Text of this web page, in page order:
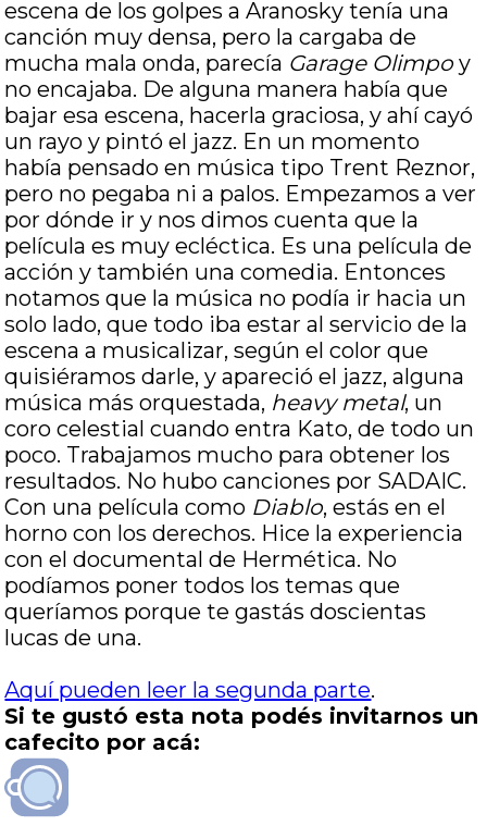
escena de los golpes a Aranosky tenía una
canción muy densa, pero la cargaba de
mucha mala onda, parecía Garage Olimpoy
no encajaba. De alguna manera había que
bajar esa escena, hacerla graciosa, y ahí cayó
un rayo y pintó el jazz. En un momento
había pensado en música tipo Trent Reznor,
pero no pegaba ni a palos. Empezamos a ver
por dónde ir y nos dimos cuenta que la
película es muy ecléctica. Es una película de
acción y también una comedia. Entonces
notamos que la música no podía ir hacia un
solo lado, que todo iba estar al servicio de la
escena a musicalizar, según el color que
quisiéramos darle, y apareció el jazz, alguna
música más orquestada, heavy metal, un
coro celestial cuando entra Kato, de todo un
poco. Trabajamos mucho para obtener los
resultados. No hubo canciones por SADAIC.
Con una película como Diablo, estás en el
horno con los derechos. Hice la experiencia
con el documental de Hermética. No
podíamos poner todos los temas que
queríamos porque te gastás doscientas
lucas de una.
Aquí pueden leer la segunda parte.
Si te gustó esta nota podés invitarnos un
cafecito por acá: